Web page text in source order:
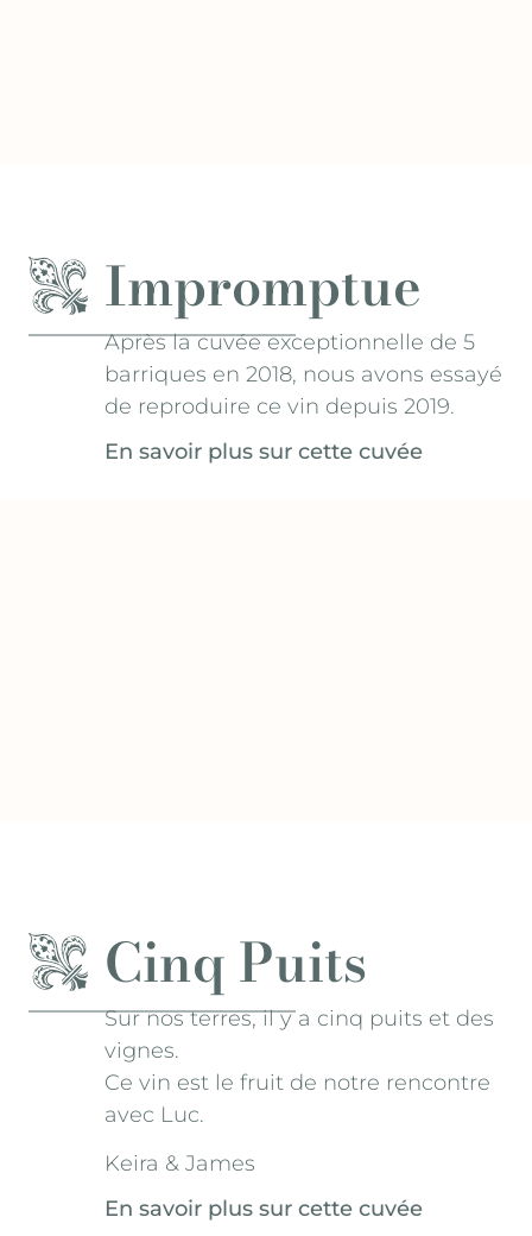
Impromptue
Après la cuvée exceptionnelle de 5
barriques en 2018, nous avons essayé
de reproduire ce vin depuis 2019.
En savoir plus sur cette cuvée
Cinq Puits
Sur nos terres, il y a cinq puits et des
vignes.
Ce vin est le fruit de notre rencontre
avec Luc.
Keira & James
En savoir plus sur cette cuvée